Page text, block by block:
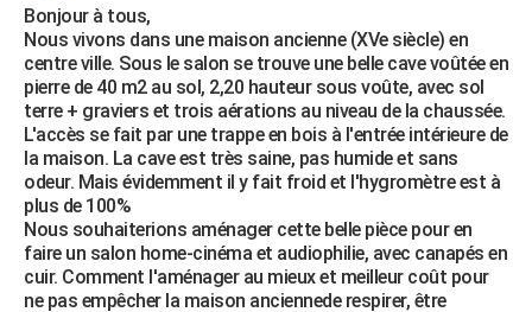
Forum
Aménagement intérieur
Extérieur
Cuisine
Salle de bains
Jardinage
Rangement
WEEK-END
Guides de France
Escapades
Patrimoine
Expositions
Musées
Week-end nature
+LIFESTYLE
Art de vivre
Bien-être
Loisirs
Mode
Modes de vie
SANTE
Alimentation
Guide de la santé
Maladies
Médicaments
Sommeil
VOYAGE
Destinations
City break
Voyage nature
Voyage de noces
Forum
Climat
+PHOTO
GUIDES D'ACHAT
Bonjour à tous,
Nous vivons dans une maison ancienne (XVe siècle) en
centre ville. Sous le salon se trouve une belle cave voûtée en
pierre de 40 m2 au sol, 2,20 hauteur sous voûte, avec sol
terre + graviers et trois aérations au niveau de la chaussée.
L'accès se fait par une trappe en bois à l'entrée intérieure de
la maison. La cave est très saine, pas humide et sans
odeur. Mais évidemment il y fait froid et l'hygromètre est à
plus de 100%
Nous souhaiterions aménager cette belle pièce pour en
faire un salon home-cinéma et audiophilie, avec canapés en
cuir. Comment l'aménager au mieux et meilleur coût pour
ne pas empêcher la maison anciennede respirer, être